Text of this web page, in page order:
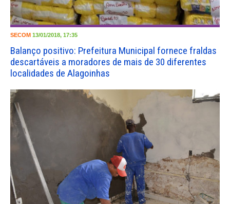
SECOM 13/01/2018, 17:35
Balanço positivo: Prefeitura Municipal fornece fraldas
descartáveis a moradores de mais de 30 diferentes
localidades de Alagoinhas